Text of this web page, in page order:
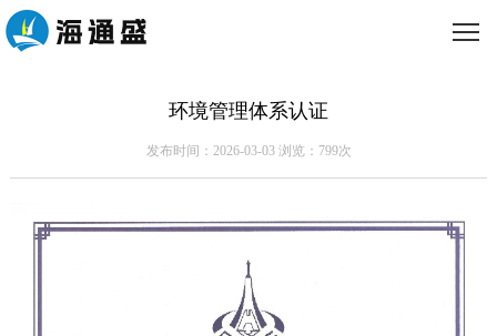
环境管理体系认证
发布时间：2026-03-03 浏览：799次